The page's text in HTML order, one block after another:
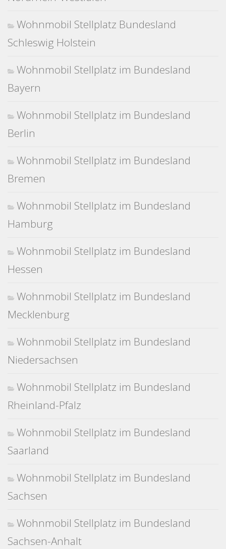
Wohnmobil Stellplatz Bundesland
Schleswig Holstein
Wohnmobil Stellplatz im Bundesland
Bayern
Wohnmobil Stellplatz im Bundesland
Berlin
Wohnmobil Stellplatz im Bundesland
Bremen
Wohnmobil Stellplatz im Bundesland
Hamburg
Wohnmobil Stellplatz im Bundesland
Hessen
Wohnmobil Stellplatz im Bundesland
Mecklenburg
Wohnmobil Stellplatz im Bundesland
Niedersachsen
Wohnmobil Stellplatz im Bundesland
Rheinland-Pfalz
Wohnmobil Stellplatz im Bundesland
Saarland
Wohnmobil Stellplatz im Bundesland
Sachsen
Wohnmobil Stellplatz im Bundesland
Sachsen-Anhalt